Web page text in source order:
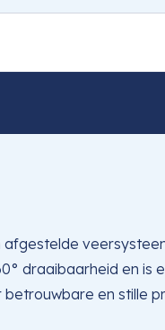
draaibaarheid en is
en stille